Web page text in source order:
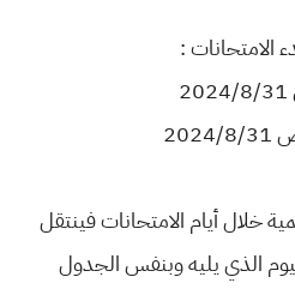
الامتحانات :
خلال أيام الامتحانات فينتقل
الذي يليه وبنفس الجدول